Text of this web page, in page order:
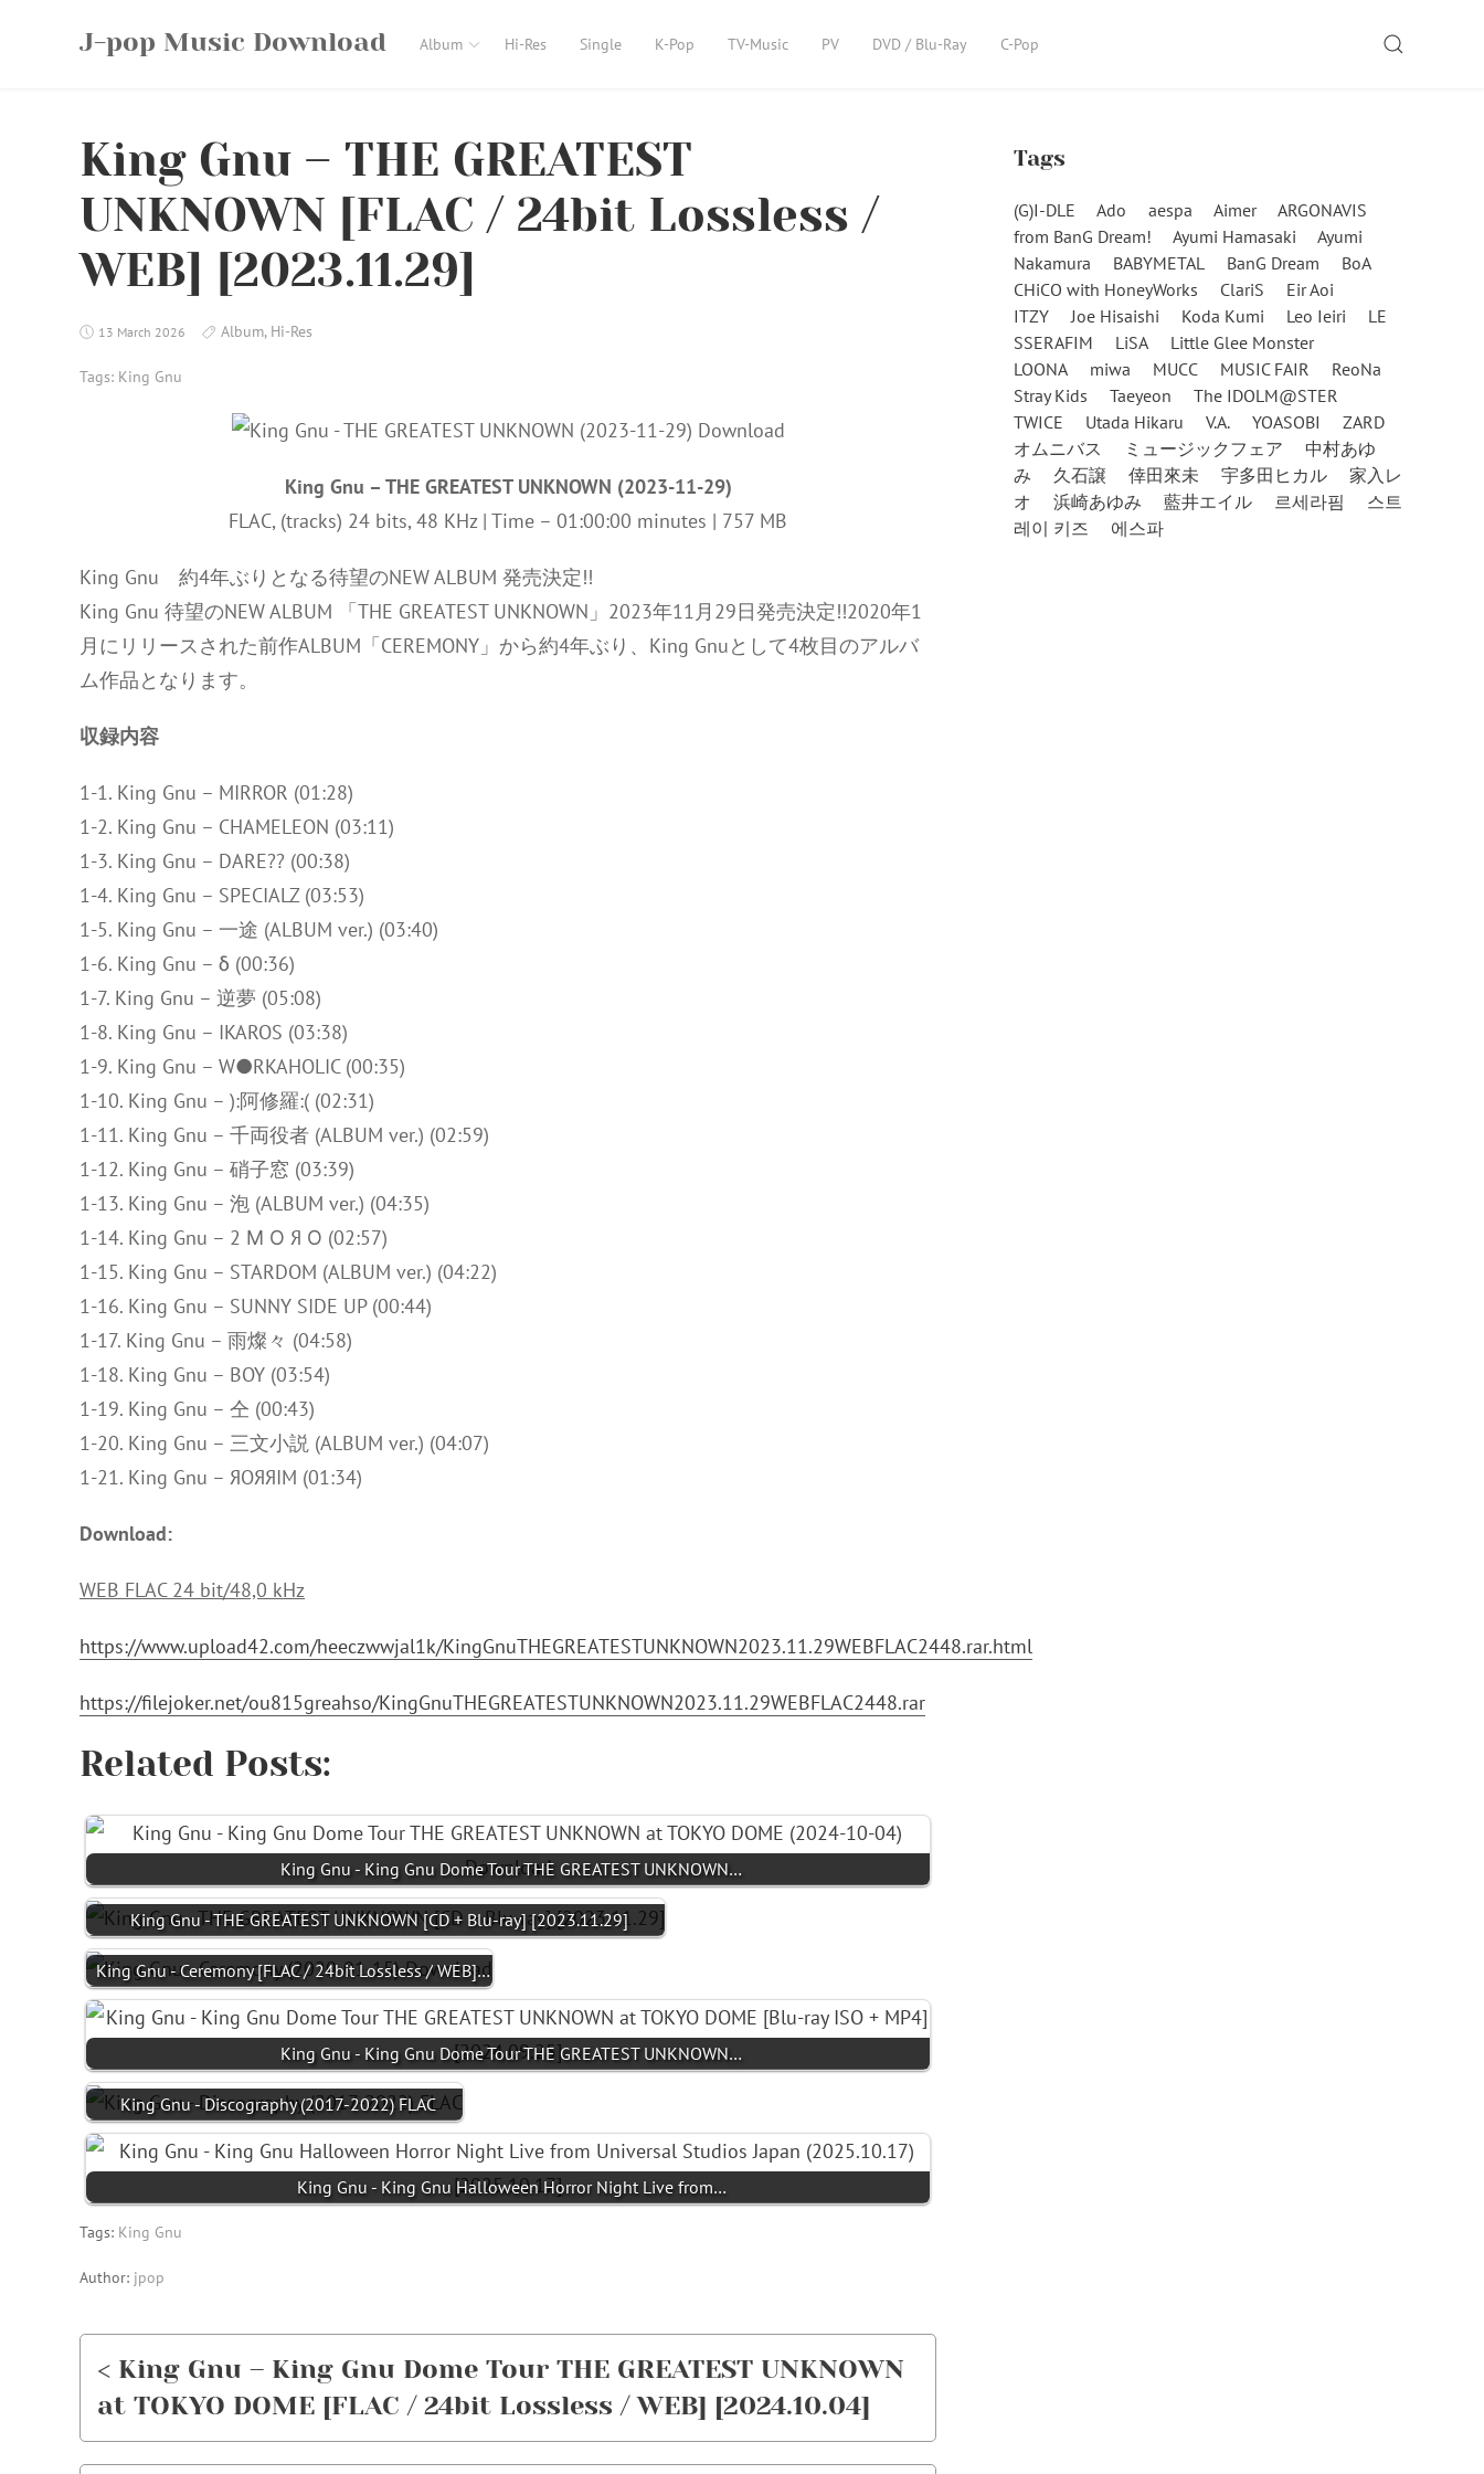
J-pop Music Download Album Hi-Res Single K-Pop TV-Music PV DVD / Blu-Ray C-Pop SEARCH
King Gnu – THE GREATEST
UNKNOWN [FLAC / 24bit Lossless /
WEB] [2023.11.29]
13 March 2026 Album, Hi-Res
Tags: King Gnu
King Gnu – THE GREATEST UNKNOWN (2023-11-29)
FLAC, (tracks) 24 bits, 48 KHz | Time – 01:00:00 minutes | 757 MB
King Gnu 約4年ぶりとなる待望のNEW ALBUM 発売決定!!
King Gnu 待望のNEW ALBUM 「THE GREATEST UNKNOWN」2023年11月29日発売決定!!2020年1
月にリリースされた前作ALBUM「CEREMONY」から約4年ぶり、King Gnuとして4枚目のアルバ
ム作品となります。
収録内容
1-1. King Gnu – MIRROR (01:28)
1-2. King Gnu – CHAMELEON (03:11)
1-3. King Gnu – DARE?? (00:38)
1-4. King Gnu – SPECIALZ (03:53)
1-5. King Gnu – 一途 (ALBUM ver.) (03:40)
1-6. King Gnu – δ (00:36)
1-7. King Gnu – 逆夢 (05:08)
1-8. King Gnu – IKAROS (03:38)
1-9. King Gnu – W●RKAHOLIC (00:35)
1-10. King Gnu – ):阿修羅:( (02:31)
1-11. King Gnu – 千両役者 (ALBUM ver.) (02:59)
1-12. King Gnu – 硝子窓 (03:39)
1-13. King Gnu – 泡 (ALBUM ver.) (04:35)
1-14. King Gnu – 2 Μ Ο Я Ο (02:57)
1-15. King Gnu – STARDOM (ALBUM ver.) (04:22)
1-16. King Gnu – SUNNY SIDE UP (00:44)
1-17. King Gnu – 雨燦々 (04:58)
1-18. King Gnu – BOY (03:54)
1-19. King Gnu – 仝 (00:43)
1-20. King Gnu – 三文小説 (ALBUM ver.) (04:07)
1-21. King Gnu – ЯOЯЯIM (01:34)
Download:
WEB FLAC 24 bit/48,0 kHz
https://www.upload42.com/heeczwwjal1k/KingGnuTHEGREATESTUNKNOWN2023.11.29WEBFLAC2448.rar.html
https://filejoker.net/ou815greahso/KingGnuTHEGREATESTUNKNOWN2023.11.29WEBFLAC2448.rar
Related Posts:
King Gnu - King Gnu Dome Tour THE GREATEST UNKNOWN…
King Gnu - THE GREATEST UNKNOWN [CD + Blu-ray] [2023.11.29]
King Gnu - Ceremony [FLAC / 24bit Lossless / WEB]…
King Gnu - King Gnu Dome Tour THE GREATEST UNKNOWN…
King Gnu - Discography (2017-2022) FLAC
King Gnu - King Gnu Halloween Horror Night Live from…
Tags: King Gnu
Author: jpop
< King Gnu – King Gnu Dome Tour THE GREATEST UNKNOWN
at TOKYO DOME [FLAC / 24bit Lossless / WEB] [2024.10.04]
Tags
(G)I-DLE Ado aespa Aimer
ARGONAVIS
from BanG Dream!
Ayumi Hamasaki
Ayumi
Nakamura
BABYMETAL BanG Dream
BoA
CHiCO with HoneyWorks
ClariS
Eir Aoi
ITZY
Joe Hisaishi Koda Kumi Leo Ieiri
LE
SSERAFIM
LiSA
Little Glee Monster
LOONA
miwa MUCC MUSIC FAIR
ReoNa
Stray Kids
Taeyeon
The IDOLM@STER
TWICE
Utada Hikaru V.A. YOASOBI
ZARD
オムニバス
ミュージックフェア
中村あゆ
み
久石譲 倖田來未 宇多田ヒカル
家入レ
オ
浜崎あゆみ 藍井エイル 르세라핌
스트
레이 키즈
에스파